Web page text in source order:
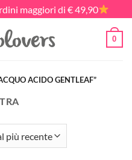
maggiori di € 49,90
0
ACIDO GENTLEAF”